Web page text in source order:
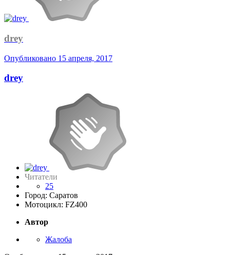
drey
Опубликовано 15 апреля, 2017
drey
Читатели
25
Город: Саратов
Мотоцикл: FZ400
Автор
Жалоба